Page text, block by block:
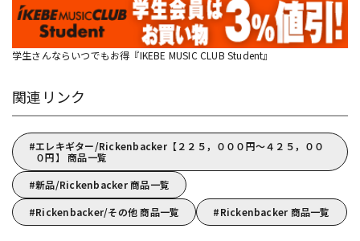
学生さんならいつでもお得『IKEBE MUSIC CLUB Student』
関連リンク
エレキギター/Rickenbacker【２２５，０００円～４２５，００
０円】 商品一覧
新品/Rickenbacker 商品一覧
Rickenbacker/その他 商品一覧
Rickenbacker 商品一覧